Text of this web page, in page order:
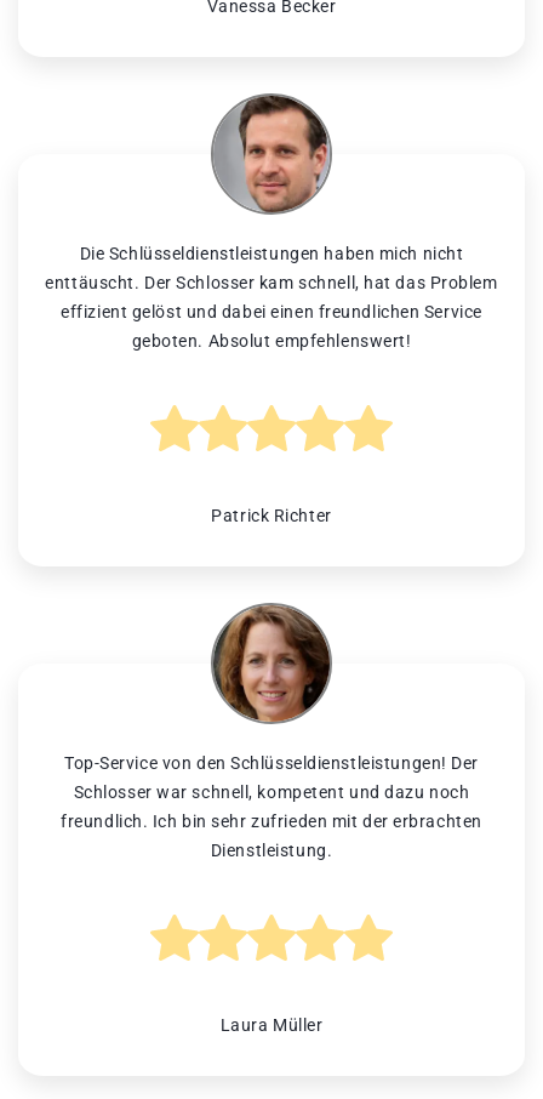
Vanessa Becker
Die Schlüsseldienstleistungen haben mich nicht
enttäuscht. Der Schlosser kam schnell, hat das Problem
effizient gelöst und dabei einen freundlichen Service
geboten. Absolut empfehlenswert!
Patrick Richter
Top-Service von den Schlüsseldienstleistungen! Der
Schlosser war schnell, kompetent und dazu noch
freundlich. Ich bin sehr zufrieden mit der erbrachten
Dienstleistung.
Laura Müller